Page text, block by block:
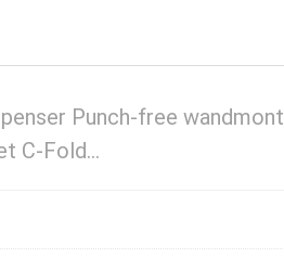
Punch-free
C-Fold…